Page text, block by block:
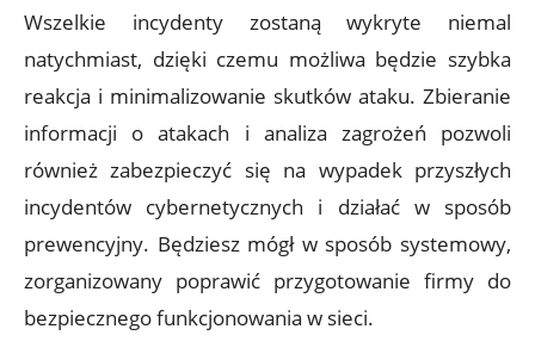
Wszelkie incydenty zostaną wykryte niemal
natychmiast, dzięki czemu możliwa będzie szybka
reakcja i minimalizowanie skutków ataku. Zbieranie
informacji o atakach i analiza zagrożeń pozwoli
również zabezpieczyć się na wypadek przyszłych
incydentów cybernetycznych i działać w sposób
prewencyjny. Będziesz mógł w sposób systemowy,
zorganizowany poprawić przygotowanie firmy do
bezpiecznego funkcjonowania w sieci.